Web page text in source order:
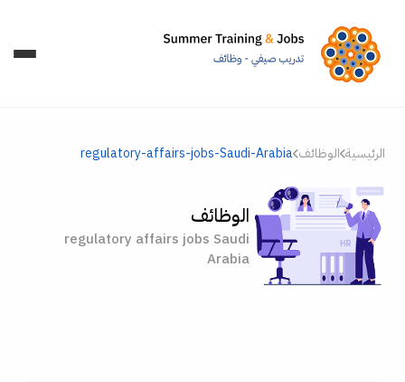
الرئيسية الوظائف regulatory-affairs-jobs-Saudi-Arabia
الوظائف
regulatory affairs jobs Saudi
Arabia